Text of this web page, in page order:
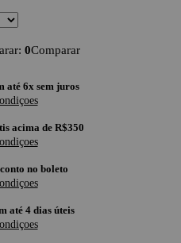
0Comparar
até 6x sem juros
acima de R$350
no boleto
até 4 dias úteis